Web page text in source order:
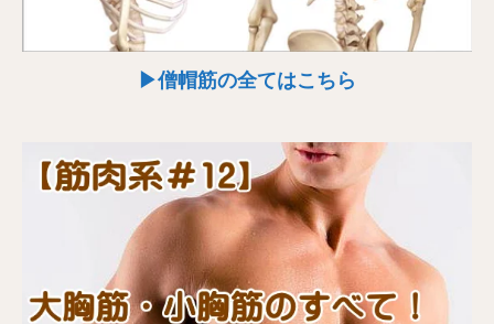
▶僧帽筋の全てはこちら